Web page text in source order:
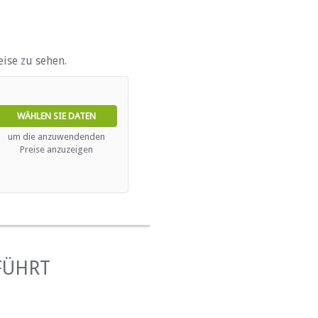
zu sehen.
WÄHLEN SIE DATEN
um die anzuwendenden
Preise anzuzeigen